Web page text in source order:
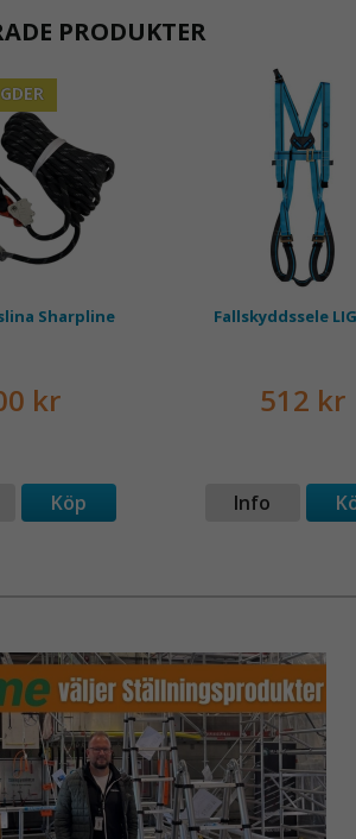
PRODUKTER
Sharpline
kr
Köp
Fallskyddssele
512 kr
Info